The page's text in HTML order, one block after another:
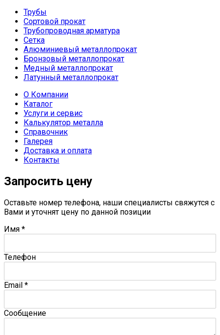
Трубы
Сортовой прокат
Трубопроводная арматура
Сетка
Алюминиевый металлопрокат
Бронзовый металлопрокат
Медный металлопрокат
Латунный металлопрокат
О Компании
Каталог
Услуги и сервис
Калькулятор металла
Справочник
Галерея
Доставка и оплата
Контакты
Запросить цену
Оставьте номер телефона, наши специалисты свяжутся с
Вами и уточнят цену по данной позиции
Имя *
Телефон
Email *
Сообщение